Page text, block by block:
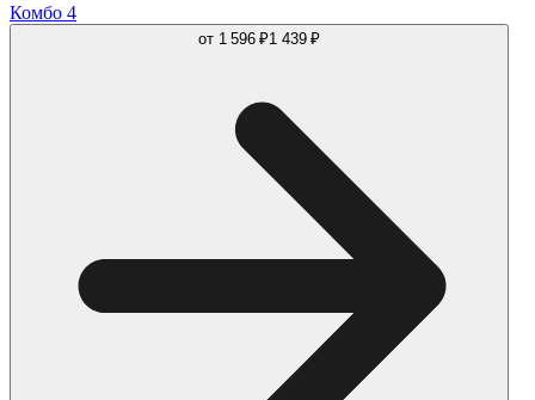
Комбо 4
от 1 596 ₽1 439 ₽